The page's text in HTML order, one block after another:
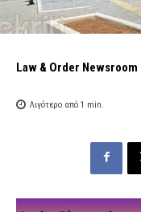
Law & Order Newsroom
Λιγότερο από 1 min.